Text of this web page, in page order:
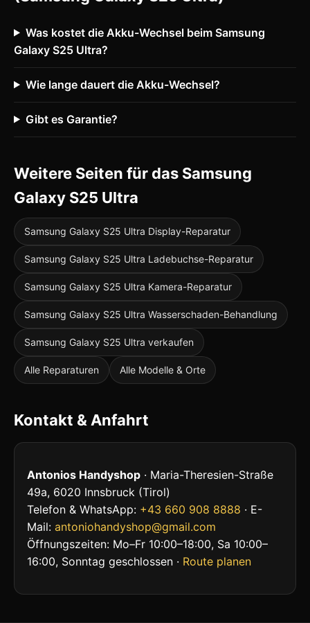
Was kostet die Akku-Wechsel beim Samsung
Galaxy S25 Ultra?
Wie lange dauert die Akku-Wechsel?
Gibt es Garantie?
Weitere Seiten für das Samsung
Galaxy S25 Ultra
Samsung Galaxy S25 Ultra Display-Reparatur
Samsung Galaxy S25 Ultra Ladebuchse-Reparatur
Samsung Galaxy S25 Ultra Kamera-Reparatur
Samsung Galaxy S25 Ultra Wasserschaden-Behandlung
Samsung Galaxy S25 Ultra verkaufen
Alle Reparaturen Alle Modelle & Orte
Kontakt & Anfahrt
Antonios Handyshop · Maria-Theresien-Straße
49a, 6020 Innsbruck (Tirol)
Telefon & WhatsApp: +43 660 908 8888 · E-
Mail: antoniohandyshop@gmail.com
Öffnungszeiten: Mo–Fr 10:00–18:00, Sa 10:00–
16:00, Sonntag geschlossen · Route planen